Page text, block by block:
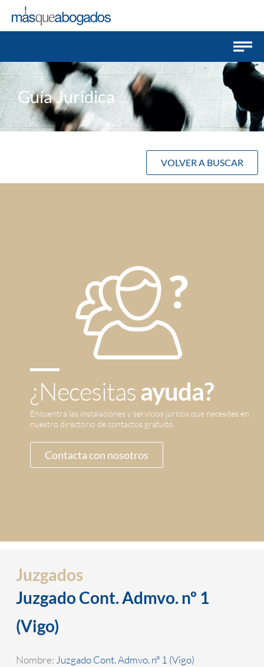
Guía Jurídica
VOLVER A BUSCAR
¿Necesitasayuda?
Encuentra las instalaciones y servicios jurícos que necesites en
nuestro directorio de contactos gratuito.
Contacta con nosotros
Juzgados
Juzgado Cont. Admvo. nº 1
(Vigo)
Nombre:Juzgado Cont. Admvo. nº 1 (Vigo)